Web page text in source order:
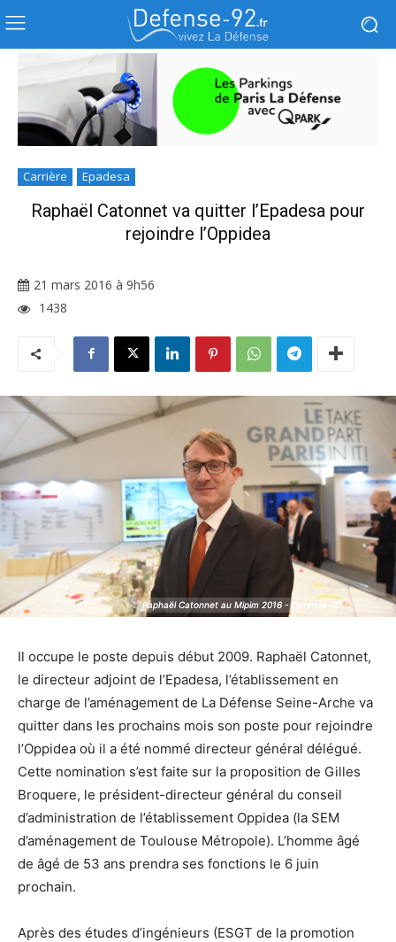
Carrière Epadesa
Raphaël Catonnet va quitter l’Epadesa pour
rejoindre l’Oppidea
21 mars 2016 à 9h56
1438
Raphaël Catonnet au Mipim 2016 - Defense-92.fr
Raphaël Catonnet au Mipim 2016 - Defense-92.fr
Il occupe le poste depuis début 2009. Raphaël Catonnet,
le directeur adjoint de l’Epadesa, l’établissement en
charge de l’aménagement de La Défense Seine-Arche va
quitter dans les prochains mois son poste pour rejoindre
l’Oppidea où il a été nommé directeur général délégué.
Cette nomination s’est faite sur la proposition de Gilles
Broquere, le président-directeur général du conseil
d’administration de l’établissement Oppidea (la SEM
d’aménagement de Toulouse Métropole). L’homme âgé
de âgé de 53 ans prendra ses fonctions le 6 juin
prochain.
Après des études d’ingénieurs (ESGT de la promotion